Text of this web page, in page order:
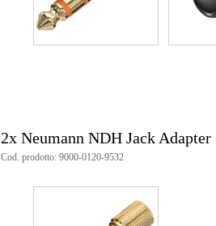
2x Neumann NDH Jack Adapter
Cod. prodotto: 9000-0120-9532